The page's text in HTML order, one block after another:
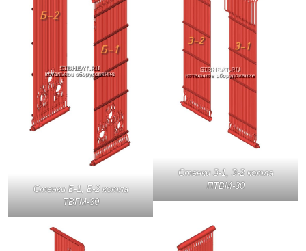
Стенки Б-1, Б-2 котла
ТВГМ-30
Стенки З-1, З-2 котла
ПТВМ-30